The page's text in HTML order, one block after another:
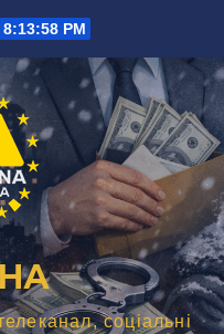
8:13:59 PM
соціальні